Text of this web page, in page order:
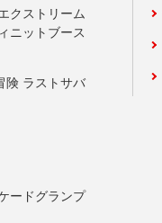
クストリーム
ニットブース
険 ラストサバ
ードグランプ